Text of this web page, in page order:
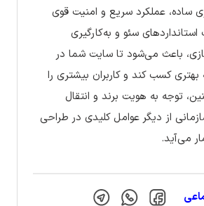
ساده، عملکرد سریع و امنیت قوی
سئو و به‌کارگیری
باعث می‌شود تا سایت شما در
کسب کند و کاربران بیشتری را
توجه به هویت برند و انتقال
از دیگر عوامل کلیدی در طراحی
می‌آید.